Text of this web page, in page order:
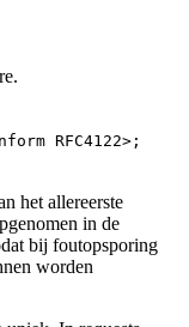
RFC4122>;
het allereerste
in de
bij foutopsporing
worden